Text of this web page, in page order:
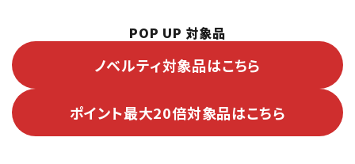
POP UP 対象品
ノベルティ対象品はこちら
ポイント最大20倍対象品はこちら